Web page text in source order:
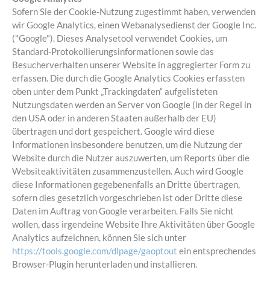
Sofern Sie der Cookie-Nutzung zugestimmt haben, verwenden
wir Google Analytics, einen Webanalysedienst der Google Inc.
("Google"). Dieses Analysetool verwendet Cookies, um
Standard-Protokollierungsinformationen sowie das
Besucherverhalten unserer Website in aggregierter Form zu
erfassen. Die durch die Google Analytics Cookies erfassten
oben unter dem Punkt „Trackingdaten“ aufgelisteten
Nutzungsdaten werden an Server von Google (in der Regel in
den USA oder in anderen Staaten außerhalb der EU)
übertragen und dort gespeichert. Google wird diese
Informationen insbesondere benutzen, um die Nutzung der
Website durch die Nutzer auszuwerten, um Reports über die
Websiteaktivitäten zusammenzustellen. Auch wird Google
diese Informationen gegebenenfalls an Dritte übertragen,
sofern dies gesetzlich vorgeschrieben ist oder Dritte diese
Daten im Auftrag von Google verarbeiten. Falls Sie nicht
wollen, dass irgendeine Website Ihre Aktivitäten über Google
Analytics aufzeichnen, können Sie sich unter
https://tools.google.com/dlpage/gaoptout ein entsprechendes
Browser-Plugin herunterladen und installieren.